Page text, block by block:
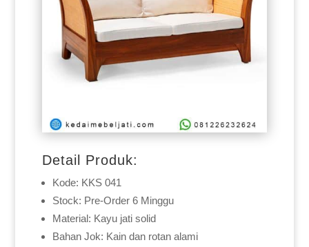
Detail Produk:
Kode: KKS 041
Stock: Pre-Order 6 Minggu
Material: Kayu jati solid
Bahan Jok: Kain dan rotan alami